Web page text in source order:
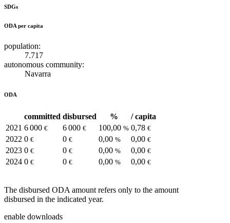
SDGs
ODA per capita
population:
7.717
autonomous community:
Navarra
ODA
committed disbursed %
/ capita
2021 6 000 € 6 000 € 100,00 % 0,78 €
2022 0 € 0 € 0,00 % 0,00 €
2023 0 € 0 € 0,00 % 0,00 €
2024 0 € 0 € 0,00 % 0,00 €
The disbursed ODA amount refers only to the amount
disbursed in the indicated year.
enable downloads